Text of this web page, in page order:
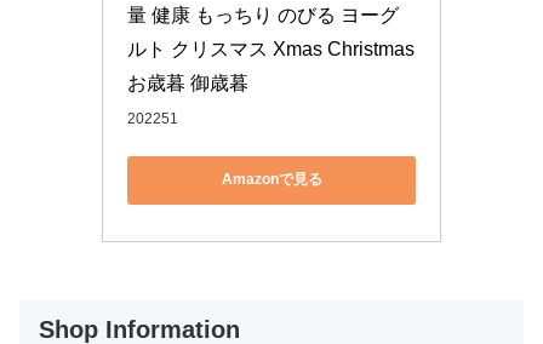
量 健康 もっちり のびる ヨーグ
ルト クリスマス Xmas Christmas
お歳暮 御歳暮
202251
Amazonで見る
Shop Information